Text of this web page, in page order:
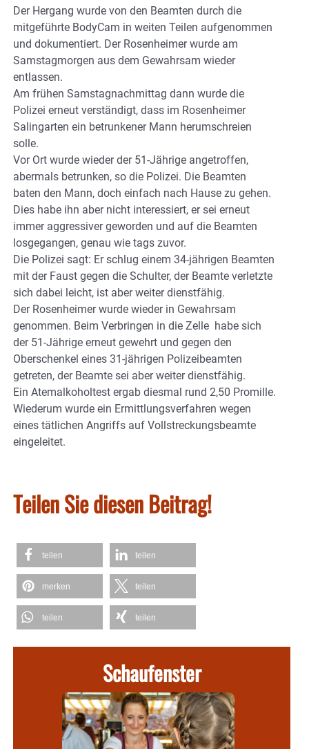
Der Hergang wurde von den Beamten durch die
mitgeführte BodyCam in weiten Teilen aufgenommen
und dokumentiert. Der Rosenheimer wurde am
Samstagmorgen aus dem Gewahrsam wieder
entlassen.
Am frühen Samstagnachmittag dann wurde die
Polizei erneut verständigt, dass im Rosenheimer
Salingarten ein betrunkener Mann herumschreien
solle.
Vor Ort wurde wieder der 51-Jährige angetroffen,
abermals betrunken, so die Polizei. Die Beamten
baten den Mann, doch einfach nach Hause zu gehen.
Dies habe ihn aber nicht interessiert, er sei erneut
immer aggressiver geworden und auf die Beamten
losgegangen, genau wie tags zuvor.
Die Polizei sagt: Er schlug einem 34-jährigen Beamten
mit der Faust gegen die Schulter, der Beamte verletzte
sich dabei leicht, ist aber weiter dienstfähig.
Der Rosenheimer wurde wieder in Gewahrsam
genommen. Beim Verbringen in die Zelle habe sich
der 51-Jährige erneut gewehrt und gegen den
Oberschenkel eines 31-jährigen Polizeibeamten
getreten, der Beamte sei aber weiter dienstfähig.
Ein Atemalkoholtest ergab diesmal rund 2,50 Promille.
Wiederum wurde ein Ermittlungsverfahren wegen
eines tätlichen Angriffs auf Vollstreckungsbeamte
eingeleitet.
Teilen Sie diesen Beitrag!
teilen teilen
merken teilen
teilen teilen
Schaufenster